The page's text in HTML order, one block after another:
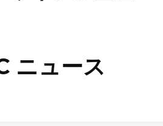
ニュース